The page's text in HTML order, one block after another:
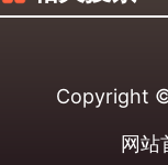
Copyright
网站